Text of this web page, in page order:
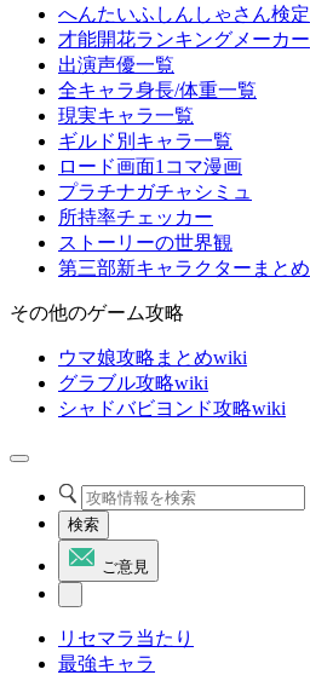
へんたいふしんしゃさん検定
才能開花ランキングメーカー
出演声優一覧
全キャラ身長/体重一覧
現実キャラ一覧
ギルド別キャラ一覧
ロード画面1コマ漫画
プラチナガチャシミュ
所持率チェッカー
ストーリーの世界観
第三部新キャラクターまとめ
その他のゲーム攻略
ウマ娘攻略まとめwiki
グラブル攻略wiki
シャドバビヨンド攻略wiki
検索
ご意見
リセマラ当たり
最強キャラ